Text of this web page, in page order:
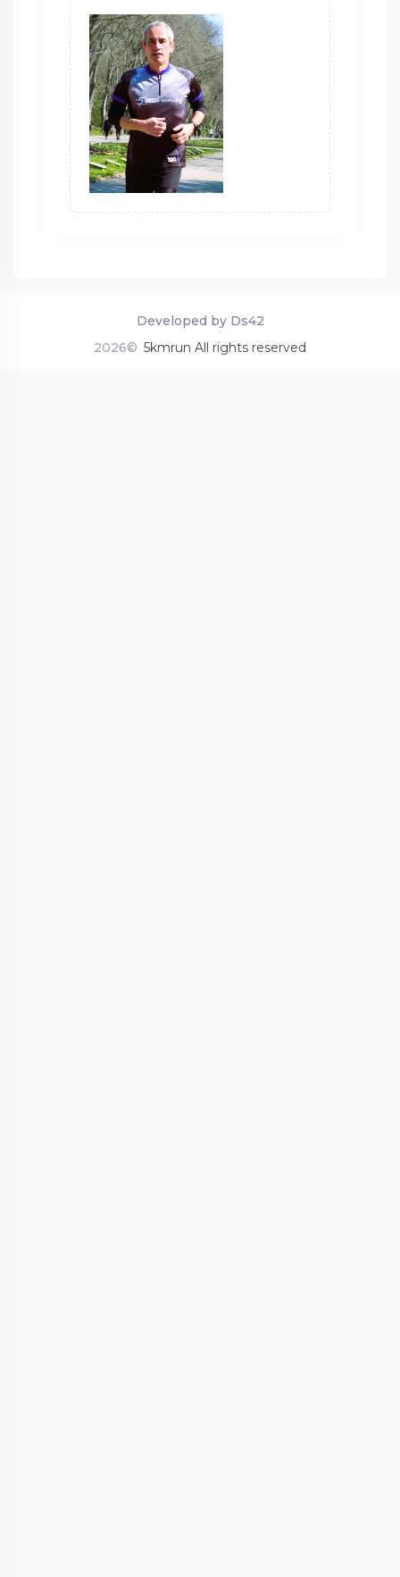
2026© 5kmrun All rights reserved
Developed by Ds42